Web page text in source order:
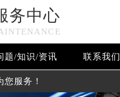
务中心
题/知识/资讯 联系我们
服务！